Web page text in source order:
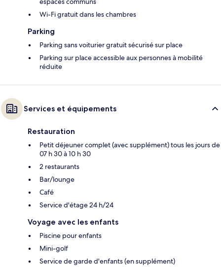
Wi-Fi gratuit dans les chambres
Parking
Parking sans voiturier gratuit sécurisé sur place
Parking sur place accessible aux personnes à mobilité
réduite
Services et équipements
Restauration
Petit déjeuner complet (avec supplément) tous les jours de
07 h 30 à 10 h 30
2 restaurants
Bar/lounge
Café
Service d'étage 24 h/24
Voyage avec les enfants
Piscine pour enfants
Mini-golf
Service de garde d'enfants (en supplément)